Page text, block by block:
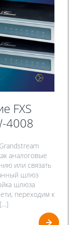
FXS
4008
аналоговые
или связать
шлюз
шлюза
переходим к